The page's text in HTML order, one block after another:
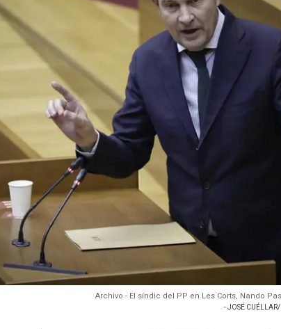
Archivo - El síndic del PP en Les Corts, Nando
- JOSÉ